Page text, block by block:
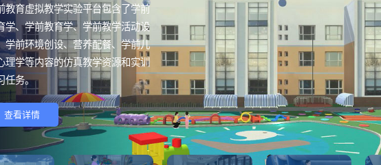
教育虚拟教学实验平台包含了学前
学、学前教育学、学前教学活动设
学前环境创设、营养配餐、学前儿
理学等内容的仿真教学资源和实训
任务。
查看详情